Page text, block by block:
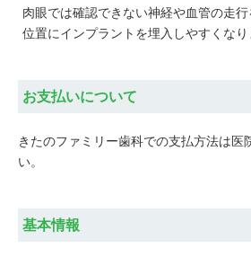
肉眼では確認できない神経や血管の走
位置にインプラントを埋入しやすくなり
お支払いについて
きたのファミリー歯科での支払方法は医
い。
基本情報